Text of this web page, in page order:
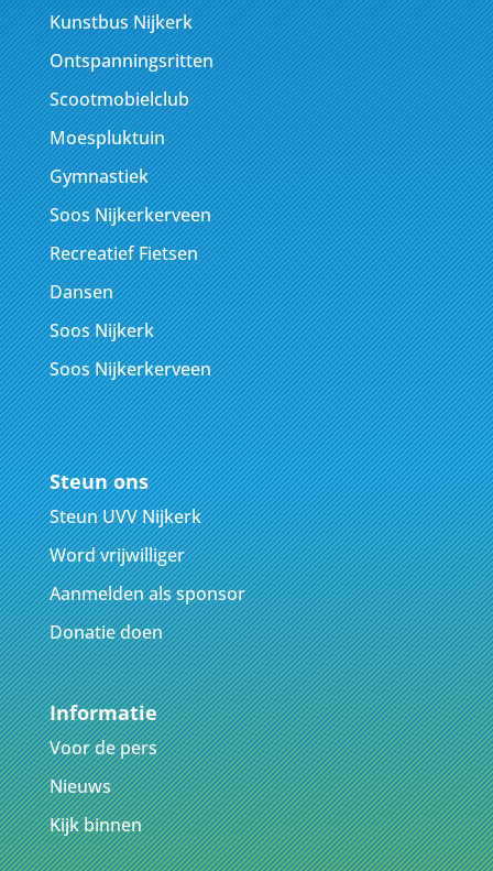
Kunstbus Nijkerk
Ontspanningsritten
Scootmobielclub
Moespluktuin
Gymnastiek
Soos Nijkerkerveen
Recreatief Fietsen
Dansen
Soos Nijkerk
Soos Nijkerkerveen
Steun ons
Steun UVV Nijkerk
Word vrijwilliger
Aanmelden als sponsor
Donatie doen
Informatie
Voor de pers
Nieuws
Kijk binnen